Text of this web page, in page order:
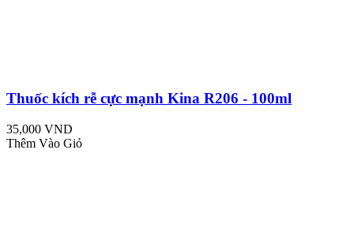
Thuốc kích rễ cực mạnh Kina R206 - 100ml
35,000 VND
Thêm Vào Giỏ